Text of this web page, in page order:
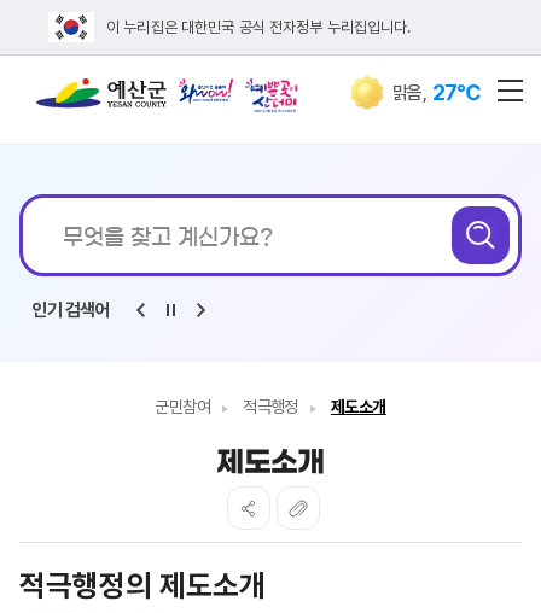
이 누리집은 대한민국 공식 전자정부 누리집입니다.
맑음, 27℃
통합검색
찾고
계신가요?
검
인기 검색어
군민참여 적극행정 제도소개
제도소개
적극행정의 제도소개